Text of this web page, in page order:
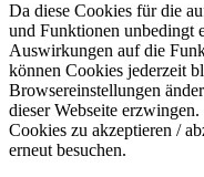
Da diese Cookies für die
und Funktionen unbedingt
Auswirkungen auf die
können Cookies jederzeit
Browsereinstellungen
dieser Webseite
Cookies zu akzeptieren /
erneut besuchen.